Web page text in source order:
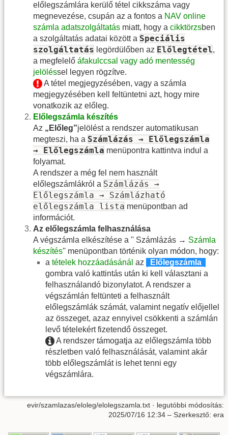
előlegszámlára kerülő tétel cikkszáma vagy
megnevezése, csupán az a fontos a NAV online
számla adatszolgáltatás miatt, hogy a cikktörzsben
a szolgáltatás adatai között a Speciális
szolgáltatás legördülőben az Előlegtétel,
a megfelelő áfakulccsal vagy adó mentesség
jelöléssel legyen rögzítve.
A tétel megjegyzésében, vagy a számla
megjegyzésében kell feltüntetni azt, hogy mire
vonatkozik az előleg.
Előlegszámla készítés
Az „Előleg”jelölést a rendszer automatikusan
megteszi, ha a Számlázás → Előlegszámla
→ Előlegszámla menüpontra kattintva indul a
folyamat.
A rendszer a még fel nem használt
előlegszámlákról a Számlázás →
Előlegszámla → Számlázható
előlegszámla lista menüpontban ad
információt.
Az előlegszámla felhasználása
A végszámla elkészítése a '' Számlázás → Számla
készítés'' menüpontban történik olyan módon, hogy:
a tételek hozzáadásánál az Előlegszámla
gombra való kattintás után ki kell választani a
felhasználandó bizonylatot. A rendszer a
végszámlán feltünteti a felhasznált
előlegszámlák számát, valamint negatív előjellel
az összeget, azaz ennyivel csökkenti a számlán
levő tételekért fizetendő összeget.
A rendszer támogatja az előlegszámla több
részletben való felhasználását, valamint akár
több előlegszámlát is lehet tenni egy
végszámlára.
evir/szamlazas/eloleg/elolegszamla.txt · legutóbbi módosítás:
2025/07/16 12:34 – Szerkesztő: era